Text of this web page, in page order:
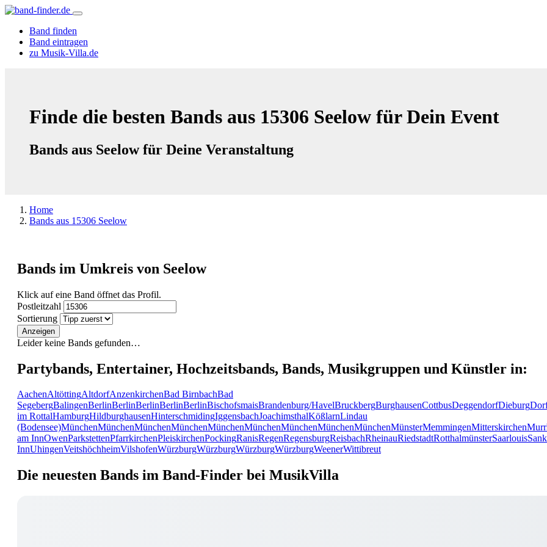
Band finden
Band eintragen
zu Musik-Villa.de
Finde die besten Bands aus 15306 Seelow für Dein Event
Bands aus Seelow für Deine Veranstaltung
Home
Bands aus 15306 Seelow
Bands im Umkreis von Seelow
Klick auf eine Band öffnet das Profil.
Postleitzahl
Sortierung
Anzeigen
Leider keine Bands gefunden…
Partybands, Entertainer, Hochzeitsbands, Bands, Musikgruppen und Künstler in:
AachenAltöttingAltdorfAnzenkirchenBad BirnbachBad
SegebergBalingenBerlinBerlinBerlinBerlinBerlinBischofsmaisBrandenburg/HavelBruckbergBurghausenCottbusDeggendorfDieburg
im RottalHamburgHildburghausenHinterschmidingIggensbachJoachimsthalKößlarnLindau
(Bodensee)MünchenMünchenMünchenMünchenMünchenMünchenMünchenMünchenMünchenMünsterMemmingenMitterskirchen
am InnOwenParkstettenPfarrkirchenPleiskirchenPockingRanisRegenRegensburgReisbachRheinauRiedstadtRotthalmünsterSaarlouis
InnUhingenVeitshöchheimVilshofenWürzburgWürzburgWürzburgWürzburgWeenerWittibreut
Die neuesten Bands im Band-Finder bei MusikVilla